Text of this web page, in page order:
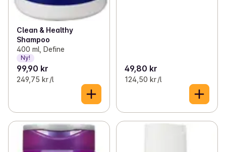
Clean & Healthy
Shampoo
400 ml, Define
Ny!
99,90 kr
249,75 kr /l
49,80 kr
124,50 kr /l